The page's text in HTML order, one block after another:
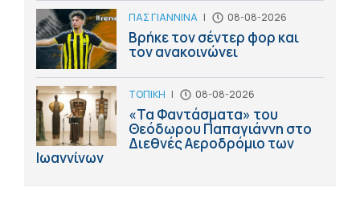
ΠΑΣ ΓΙΑΝΝΙΝΑ | 08-08-2026
Βρήκε τον σέντερ φορ και
τον ανακοινώνει
ΤΟΠΙΚΗ | 08-08-2026
«Τα Φαντάσματα» του
Θεόδωρου Παπαγιάννη στο
Διεθνές Αεροδρόμιο των
Ιωαννίνων